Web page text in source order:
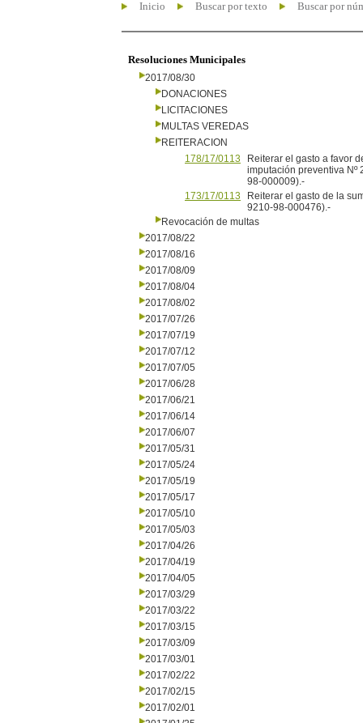
Inicio Buscar por texto Buscar por
Resoluciones Municipales
2017/08/30
DONACIONES
LICITACIONES
MULTAS VEREDAS
REITERACION
178/17/0113
Reiterar el gasto a favor
imputación preventiva
98-000009).-
173/17/0113
Reiterar el gasto de la
9210-98-000476).-
Revocación de multas
2017/08/22
2017/08/16
2017/08/09
2017/08/04
2017/08/02
2017/07/26
2017/07/19
2017/07/12
2017/07/05
2017/06/28
2017/06/21
2017/06/14
2017/06/07
2017/05/31
2017/05/24
2017/05/19
2017/05/17
2017/05/10
2017/05/03
2017/04/26
2017/04/19
2017/04/05
2017/03/29
2017/03/22
2017/03/15
2017/03/09
2017/03/01
2017/02/22
2017/02/15
2017/02/01